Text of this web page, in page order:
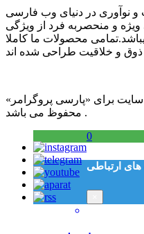
و نوآوری در دنیای وب فارسی
و منحصربه فرد از ویژگی
محصولات ما کاملا
برای «پارسی پروگرامر»
محفوظ می باشد .
0
های ارتباطی